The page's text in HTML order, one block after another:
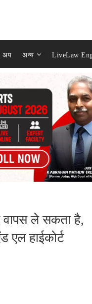
अप अन्य LiveLaw
वापस ले सकता है,
हाईकोर्ट